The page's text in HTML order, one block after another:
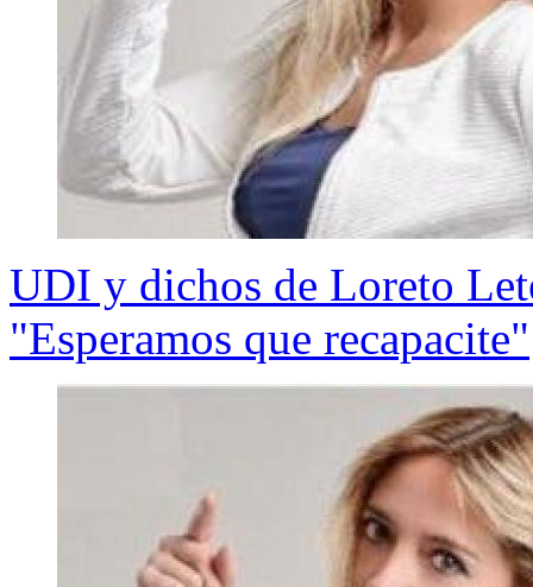
UDI y dichos de Loreto
"Esperamos que recapacite"